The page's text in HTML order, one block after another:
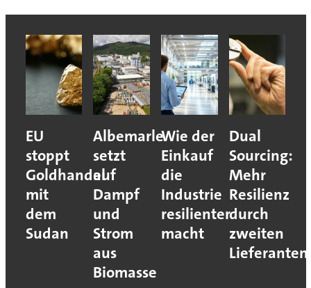
EU
stoppt
Goldhandel
mit
dem
Sudan
Albemarle
setzt
auf
Dampf
und
Strom
aus
Biomasse
Wie der
Einkauf
die
Industrie
resilienter
macht
Dual
Sourcing:
Mehr
Resilienz
durch
zweiten
Lieferanten